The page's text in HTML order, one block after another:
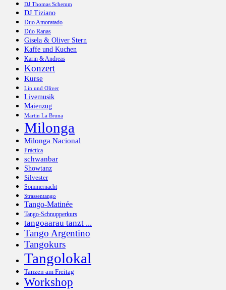
DJ Thomas Schemm
DJ Tiziano
Duo Amoratado
Dúo Ranas
Gisela & Oliver Stern
Kaffe und Kuchen
Karin & Andreas
Konzert
Kurse
Lin und Oliver
Livemusik
Maienzug
Martin La Bruna
Milonga
Milonga Nacional
Práctica
schwanbar
Showtanz
Silvester
Sommernacht
Strassentango
Tango-Matinée
Tango-Schnupperkurs
tangoaarau tanzt ...
Tango Argentino
Tangokurs
Tangolokal
Tanzen am Freitag
Workshop